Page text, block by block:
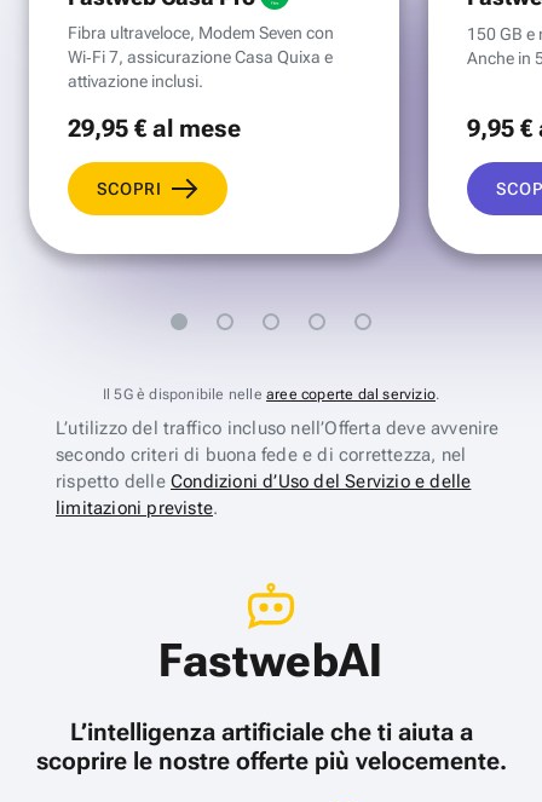
Fibra ultraveloce, Modem Seven con
Wi‑Fi 7, assicurazione Casa Quixa e
attivazione inclusi.
29,95 €al mese
SCOPRI
150 GB e
Anche in
9,95 €
Il 5G è disponibile nelle aree coperte dal servizio.
L’utilizzo del traffico incluso nell’Offerta deve avvenire
secondo criteri di buona fede e di correttezza, nel
rispetto delle Condizioni d’Uso del Servizio e delle
limitazioni previste.
FastwebAI
L’intelligenza artificiale che ti aiuta a
scoprire le nostre offerte più velocemente.